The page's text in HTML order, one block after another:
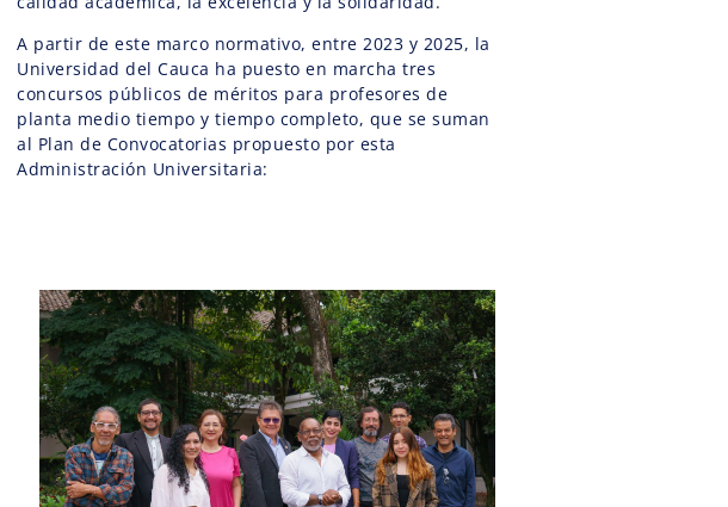
A partir de este marco normativo, entre 2023 y 2025, la
Universidad del Cauca ha puesto en marcha tres
concursos públicos de méritos para profesores de
planta medio tiempo y tiempo completo, que se suman
al Plan de Convocatorias propuesto por esta
Administración Universitaria: